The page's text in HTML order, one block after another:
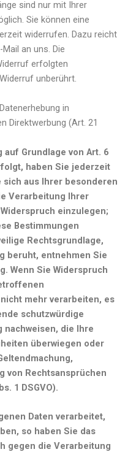
sind nur mit Ihrer
Sie können eine
widerrufen. Dazu reicht
an uns. Die
erfolgten
unberührt.
in
Direktwerbung (Art. 21
auf Grundlage von Art. 6
haben Sie jederzeit
sich aus Ihrer besonderen
Verarbeitung Ihrer
einzulegen;
Bestimmungen
Rechtsgrundlage,
beruht, entnehmen Sie
Wenn Sie Widerspruch
mehr verarbeiten, es
schutzwürdige
nachweisen, die Ihre
überwiegen oder
von Rechtsansprüchen
1 DSGVO).
Daten verarbeitet,
so haben Sie das
gegen die Verarbeitung